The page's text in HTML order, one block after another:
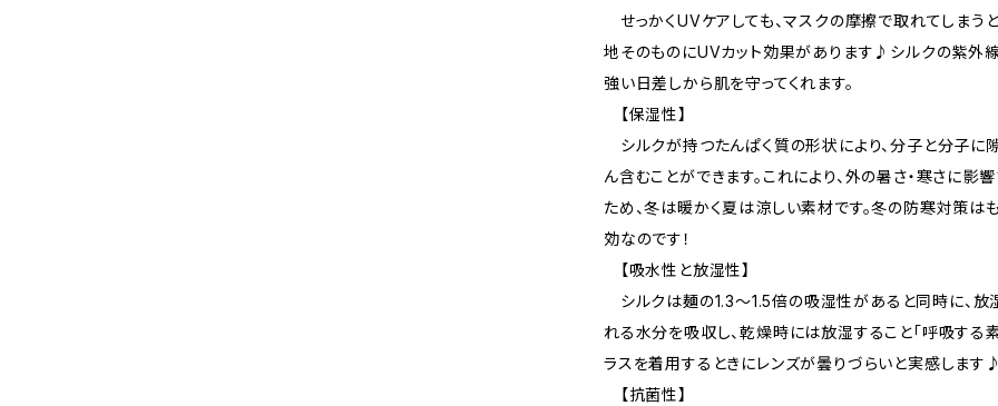
せっかくUVケアしても、マスクの摩擦で取れてしまう
地そのものにUVカット効果があります♪シルクの紫外線
強い日差しから肌を守ってくれます。
【保湿性】
シルクが持つたんぱく質の形状により、分子と分子に
ん含むことができます。これにより、外の暑さ・寒さに影
ため、冬は暖かく夏は涼しい素材です。冬の防寒対策は
効なのです！
【吸水性と放湿性】
シルクは麺の1.3～1.5倍の吸湿性があると同時に、放
れる水分を吸収し、乾燥時には放湿すること「呼吸する
ラスを着用するときにレンズが曇りづらいと実感します
【抗菌性】